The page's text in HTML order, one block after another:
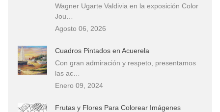
Wagner Ugarte Valdivia en la exposición Color
Jou…
Agosto 06, 2026
Cuadros Pintados en Acuerela
Con gran admiración y respeto, presentamos
las ac…
Enero 09, 2024
Frutas y Flores Para Colorear Imágenes